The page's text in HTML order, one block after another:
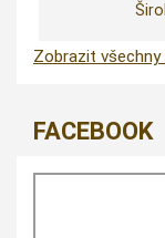
Zobrazit všechny
FACEBOOK